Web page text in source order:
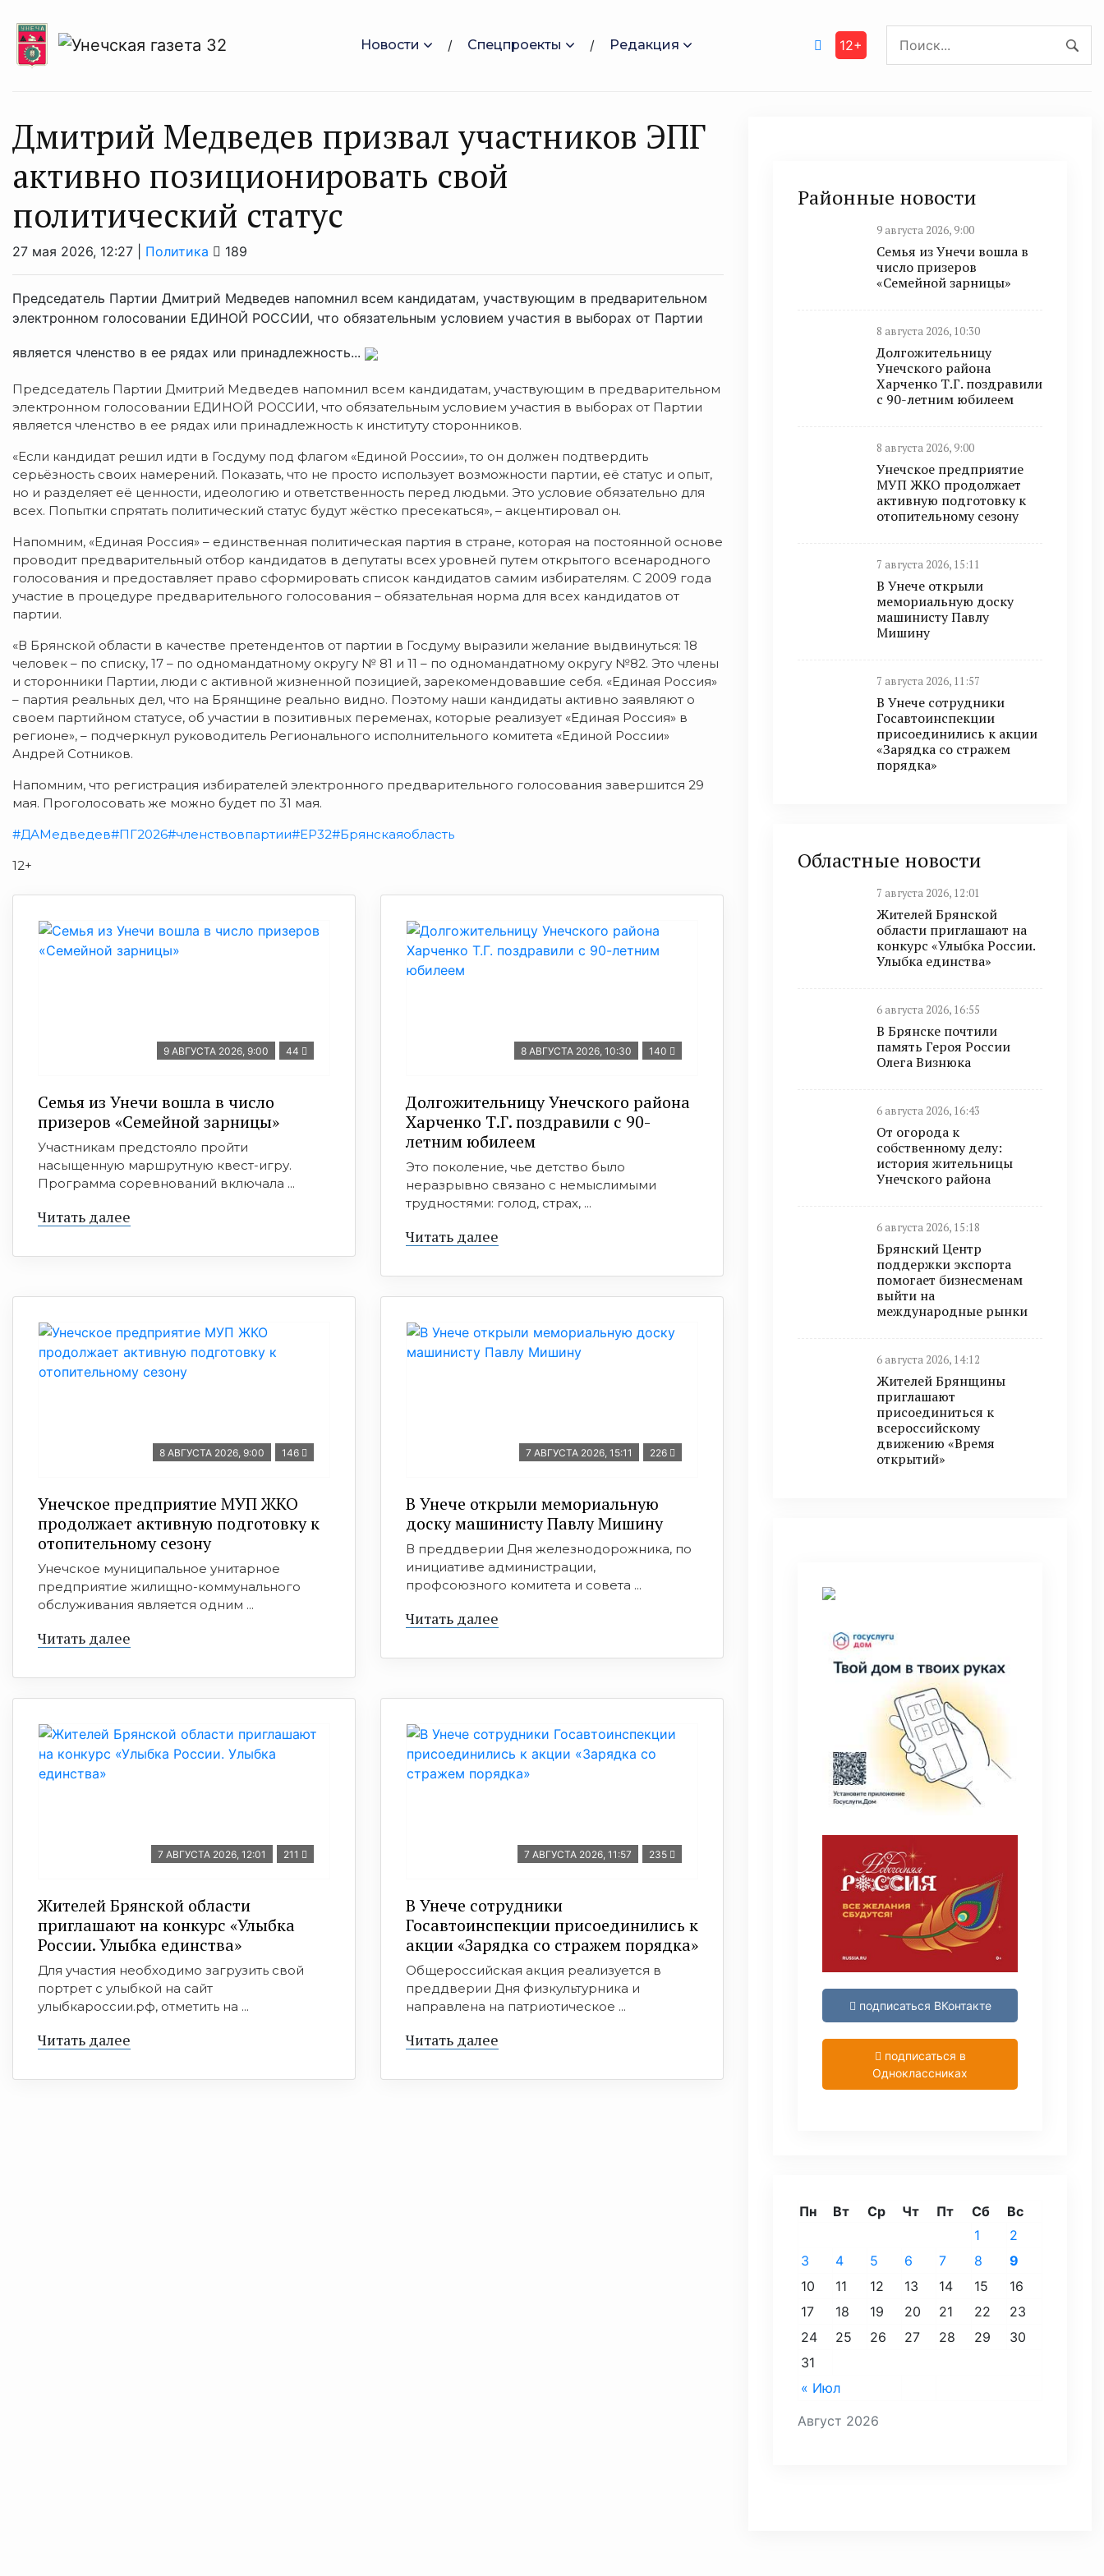
Новости Спецпроекты Редакция 12+
Дмитрий Медведев призвал участников ЭПГ
активно позиционировать свой
политический статус
27 мая 2026, 12:27 | Политика 189
Председатель Партии Дмитрий Медведев напомнил всем кандидатам, участвующим в предварительном
электронном голосовании ЕДИНОЙ РОССИИ, что обязательным условием участия в выборах от Партии
является членство в ее рядах или принадлежность...
Председатель Партии Дмитрий Медведев напомнил всем кандидатам, участвующим в предварительном
электронном голосовании ЕДИНОЙ РОССИИ, что обязательным условием участия в выборах от Партии
является членство в ее рядах или принадлежность к институту сторонников.
«Если кандидат решил идти в Госдуму под флагом «Единой России», то он должен подтвердить
серьёзность своих намерений. Показать, что не просто использует возможности партии, её статус и опыт,
но и разделяет её ценности, идеологию и ответственность перед людьми. Это условие обязательно для
всех. Попытки спрятать политический статус будут жёстко пресекаться», – акцентировал он.
Напомним, «Единая Россия» – единственная политическая партия в стране, которая на постоянной основе
проводит предварительный отбор кандидатов в депутаты всех уровней путем открытого всенародного
голосования и предоставляет право сформировать список кандидатов самим избирателям. С 2009 года
участие в процедуре предварительного голосования – обязательная норма для всех кандидатов от
партии.
«В Брянской области в качестве претендентов от партии в Госдуму выразили желание выдвинуться: 18
человек – по списку, 17 – по одномандатному округу № 81 и 11 – по одномандатному округу №82. Это члены
и сторонники Партии, люди с активной жизненной позицией, зарекомендовавшие себя. «Единая Россия»
– партия реальных дел, что на Брянщине реально видно. Поэтому наши кандидаты активно заявляют о
своем партийном статусе, об участии в позитивных переменах, которые реализует «Единая Россия» в
регионе», – подчеркнул руководитель Регионального исполнительного комитета «Единой России»
Андрей Сотников.
Напомним, что регистрация избирателей электронного предварительного голосования завершится 29
мая. Проголосовать же можно будет по 31 мая.
#ДАМедведев#ПГ2026#членствовпартии#ЕР32#Брянскаяобласть
12+
9 АВГУСТА 2026, 9:00 44
Семья из Унечи вошла в число
призеров «Семейной зарницы»
Участникам предстояло пройти
насыщенную маршрутную квест-игру.
Программа соревнований включала ...
Читать далее
8 АВГУСТА 2026, 10:30 140
Долгожительницу Унечского района
Харченко Т.Г. поздравили с 90-
летним юбилеем
Это поколение, чье детство было
неразрывно связано с немыслимыми
трудностями: голод, страх, ...
Читать далее
8 АВГУСТА 2026, 9:00 146
Унечское предприятие МУП ЖКО
продолжает активную подготовку к
отопительному сезону
Унечское муниципальное унитарное
предприятие жилищно-коммунального
обслуживания является одним ...
Читать далее
7 АВГУСТА 2026, 15:11 226
В Унече открыли мемориальную
доску машинисту Павлу Мишину
В преддверии Дня железнодорожника, по
инициативе администрации,
профсоюзного комитета и совета ...
Читать далее
7 АВГУСТА 2026, 12:01 211
Жителей Брянской области
приглашают на конкурс «Улыбка
России. Улыбка единства»
Для участия необходимо загрузить свой
портрет с улыбкой на сайт
улыбкароссии.рф, отметить на ...
Читать далее
7 АВГУСТА 2026, 11:57 235
В Унече сотрудники
Госавтоинспекции присоединились к
акции «Зарядка со стражем порядка»
Общероссийская акция реализуется в
преддверии Дня физкультурника и
направлена на патриотическое ...
Читать далее
Районные новости
9 августа 2026, 9:00
Семья из Унечи вошла в
число призеров
«Семейной зарницы»
8 августа 2026, 10:30
Долгожительницу
Унечского района
Харченко Т.Г. поздравили
с 90-летним юбилеем
8 августа 2026, 9:00
Унечское предприятие
МУП ЖКО продолжает
активную подготовку к
отопительному сезону
7 августа 2026, 15:11
В Унече открыли
мемориальную доску
машинисту Павлу
Мишину
7 августа 2026, 11:57
В Унече сотрудники
Госавтоинспекции
присоединились к акции
«Зарядка со стражем
порядка»
Областные новости
7 августа 2026, 12:01
Жителей Брянской
области приглашают на
конкурс «Улыбка России.
Улыбка единства»
6 августа 2026, 16:55
В Брянске почтили
память Героя России
Олега Визнюка
6 августа 2026, 16:43
От огорода к
собственному делу:
история жительницы
Унечского района
6 августа 2026, 15:18
Брянский Центр
поддержки экспорта
помогает бизнесменам
выйти на
международные рынки
6 августа 2026, 14:12
Жителей Брянщины
приглашают
присоединиться к
всероссийскому
движению «Время
открытий»
подписаться ВКонтакте
подписаться в
Одноклассниках
Август 2026
Пн Вт Ср Чт Пт Сб Вс
« Июл
1
2
3
4 5 6 7 8
9
10
11 12 13 14 15
16
17
18 19 20 21 22
23
24
25 26 27 28 29
30
31